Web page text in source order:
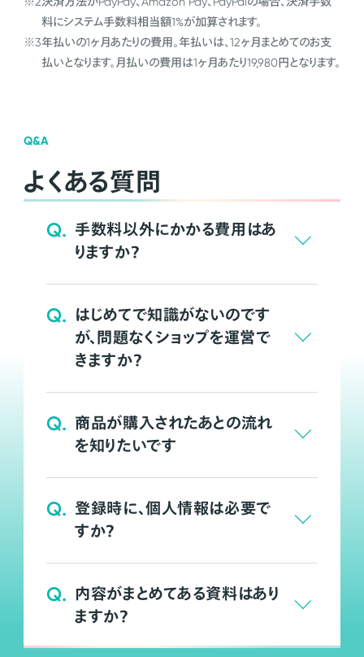
料にシステム手数料相当額1%が加算されます。
※3年払いの1ヶ月あたりの費用。年払いは、12ヶ月まとめてのお支
払いとなります。月払いの費用は1ヶ月あたり19,980円となります。
Q&A
よくある質問
Q. 手数料以外にかかる費用はあ
りますか？
Q. はじめてで知識がないのです
が、問題なくショップを運営で
きますか？
Q. 商品が購入されたあとの流れ
を知りたいです
Q. 登録時に、個人情報は必要で
すか？
Q. 内容がまとめてある資料はあり
ますか？